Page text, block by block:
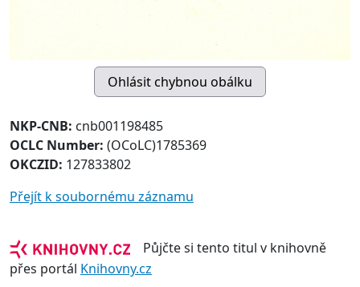
NKP-CNB: cnb001198485
OCLC Number: (OCoLC)1785369
OKCZID: 127833802
Přejít k soubornému záznamu
Půjčte si tento titul v knihovně
přes portál Knihovny.cz